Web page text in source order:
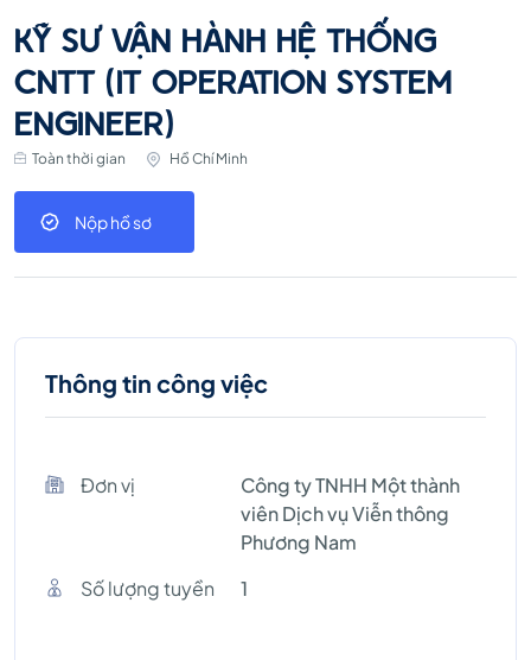
KỸ SƯ VẬN HÀNH HỆ THỐNG
CNTT (IT OPERATION SYSTEM
ENGINEER)
Toàn thời gian Hồ Chí Minh
Nộp hồ sơ
Thông tin công việc
Đơn vị
Công ty TNHH Một thành
viên Dịch vụ Viễn thông
Phương Nam
Số lượng tuyền
1